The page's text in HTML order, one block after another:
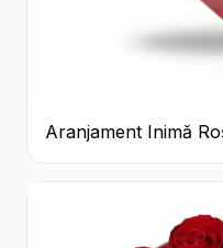
Aranjament Inimă
și Ferrero Rocher